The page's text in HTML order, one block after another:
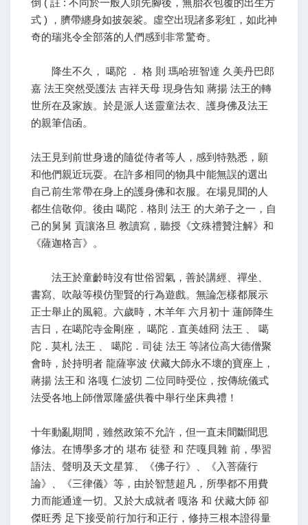
倒 ( 註 : 不同於一般人頭先腳後，無胎衣包覆的出生方
式 ) ，臍帶纏身如披袈裟。虛空出現諸多彩虹，如此神
奇的瑞兆令全部落的人們感到非常驚奇。
降生不久， 噶陀 ． 格 則 瑪哈班智達 久美丹巴郎
嘉 法王突然受護法 吉祥天母 現身告知 蔣揚 法王的轉
世所在及家族。於是派人送靈童法衣、護身佛及法王
的親筆信函。
法王見到前世身邊的隨從侍者等人，感到特熟悉，願
和他們親近玩耍。在許多相同的物具中能無誤的選出
自己前生常帶在身上的護身佛和衣服。在場見聞的人
都生信敬仰。後由 噶陀．格則 法王 的大弟子之一，自
己的舅舅 貢讓洛旦 教讀寫，聽授《文殊禮贊注解》和
《薩迦格言》。
法王於童齡時沒有世俗習氣，善於講經、禪坐、
書寫、吹敲等模仿聖賢的行為遊戲。無論怎樣都展示
正士舉止的風範。六歲時，木羊年 六月初十 蓮師降生
吉日，在噶陀寺金剛座， 噶陀．直美雄冏 法王 、 噶
陀．莫札 法王 、 噶陀．司徒 法王 等諸位高大德僧聚
會時，於持明者 龍薩寧波 伏藏大師永不壞的寶座上，
蔣揚 法王和 洛嘎 仁波切 二位同時受位，按傳統儀式
法受各地上師僧眾隆盛供養中舉行坐床典禮！
十年動亂期間，雖然政策不允許，但一直未間斷聞思
修法。在博學多才的 堪布 徒登 和 茫嘎貝雜 前，學習
語法、聲明及天文星算、《佛子行》、《入菩薩行
論》、《三律儀》等，由於智慧超凡，所學都不用費
力而能通達一切。又於大成就者 嘎洛 和 伏藏大師 卻
傑旺秀 足下接受前行加行和正行，修持三根本證得量